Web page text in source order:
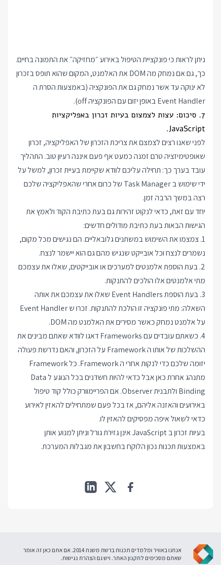
ניתן לראות כי פונקציית הטיפול באירוע ״מחזיקה״ את התמונה בחיים.
כך, גם אם נמחק מה DOM את האלמנט, המקום שהוא תופס בזכרון
לא ינוקה עד אשר נמחק גם את הפונקציה (באמצעות הסרת ה
Event Handler באופן יזום עם הפונקציה off).
7. סיכום: עצות לצמצום בעיות זכרון באפליקציות
JavaScript.
לפני שאנו רצים לצמצם את צריכת הזכרון של האפליקציה, זכרון
שאופטימיזציה טרם זמנה כמעט אף פעם איננה רעיון טוב. התהליך
עובד בערך כך: תחילה עליכם לוודא שקיימת בעיית זכרון, למשל על
ידי שימוש ב Task Manager של כרום אחרי שהאפליקציה שלכם
רצה במשך הרבה זמן.
יחד עם זאת, כדאי לנקוט זהירות גם בעת כתיבת הקוד ולאמץ את
הגישות הבאות בעת כתיבת מודולים חדשים:
1. צמצמו את השימוש במשתנים גלובאליים. הם נגישים מכל מקום,
נשמרים לנצח וכל אובייקט שנגיש מהם גם הוא יישמר לנצח.
2. בעת הוספת אלמנטים למערכים או אובייקטים, שאלו את עצמכם
מתי אלמנטים אלו הולכים להתנקות.
3.
בעת הוספת Event Handlers שאלו את עצמכם את אותה
השאלה: מתי פונקציה זו הולכת להתנקות. זכרו ש Event Handler
על אלמנט נמחק כאשר מסירים את האלמנט מה DOM.
4. כשאתם עובדים עם Frameworks דאגו לוודא שאתם מבינים את
ההשלכות של אותו ה Framework על הזכרון, והאם נדרשת פעולה
יזומה שלכם כדי לנקות אחרי ה Framework. כל Framework
מתנהג אחרת כאן אבל כדאי להיות חשדנים בכל הנוגע ל Data
Binding ולתבנית Observer. אם הפריימוורק כולל קוד טיפול
באירועים והאזנה אליהם, אז בכל פעם שמתחילים להאזין לאירוע
כדאי לשאול איפה מפסיקים להאזין לו.
בעיות זכרון ב JavaScript אינן גזירת
גורל וניתן למנוע אותן
באמצעות תכנות נכון הלוקח בחשבון את מגבלות המערכת.
אנחנו באוויר ומלמדים תכנות ברשת משנת 2014. אם אתם כאן זה אומר
שאתם מסכימים לתקנון האתר. ויש גם הצהרת נגישות.